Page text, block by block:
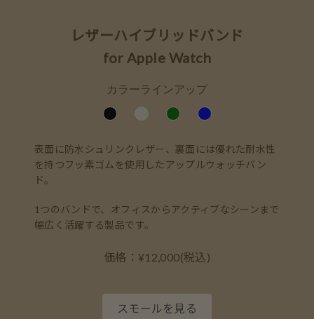
レザーハイブリッドバンド
for Apple Watch
カラーラインアップ
表面に防水シュリンクレザー、裏面には優れた耐水性
を持つフッ素ゴムを使用したアップルウォッチバン
ド。
1つのバンドで、オフィスからアクティブなシーンまで
幅広く活躍する製品です。
価格：¥12,000(税込)
スモールを見る